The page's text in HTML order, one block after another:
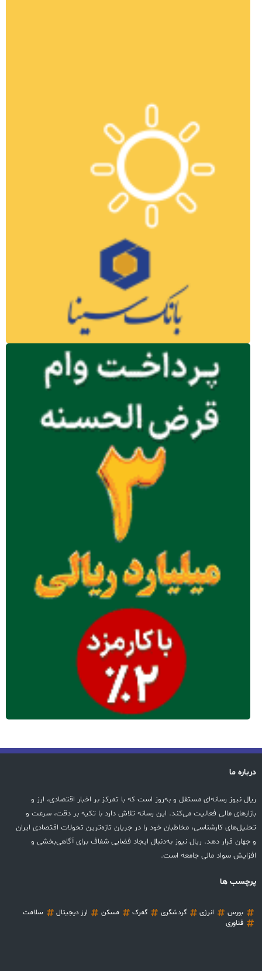
درباره ما
ریال نیوز رسانه‌ای مستقل و به‌روز است که با تمرکز بر اخبار اقتصادی، ارز و
بازارهای مالی فعالیت می‌کند. این رسانه تلاش دارد با تکیه بر دقت، سرعت و
تحلیل‌های کارشناسی، مخاطبان خود را در جریان تازه‌ترین تحولات اقتصادی ایران
و جهان قرار دهد. ریال نیوز به‌دنبال ایجاد فضایی شفاف برای آگاهی‌بخشی و
افزایش سواد مالی جامعه است.
پرچسب ها
بورس انرژی گردشگری گمرک مسکن ارز دیجیتال
سلامت
فناوری